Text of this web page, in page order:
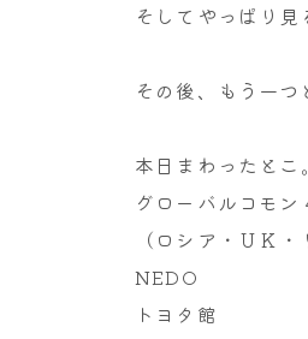
そしてやっぱり
その後、もう一
本日まわったとこ
グローバルコモン
（ロシア・ＵＫ
NEDO
トヨタ館